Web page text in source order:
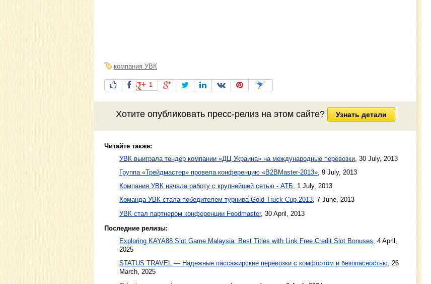
компания УВК
1
Хотите опубликовать пресс-релизна этом сайте? Узнать детали
Читайте также:
УВК выиграла тендер компании «ДЦ Украина» на международные перевозки 30 July, 2013
Группа «Трейдмастер» провела конференцию «B2BMaster-2013», 9 July, 2013
Компания УВК начала работу с крупнейшей сетью - АТБ, 1 July, 2013
Команда УВК стала победителем турнира Gold Truck Cup 2013, 7 June, 2013
УВК стал партнером конференции Foodmaster, 30 April, 2013
Последние релизы:
Exploring KAYA88 Slot Game Malaysia: Best Titles with Link Free Credit Slot Bonuses, 4 April,
2025
STATUS TRAVEL — Надежные пассажирские перевозки с комфортом и безопасностью, 26
March, 2025